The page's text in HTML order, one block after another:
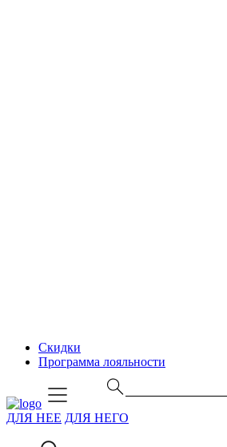
Скидки
Программа лояльности
ДЛЯ НЕЕ ДЛЯ НЕГО